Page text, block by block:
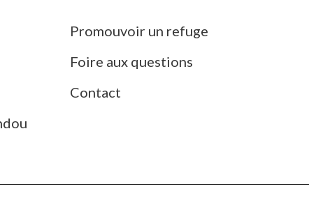
Promouvoir un refuge
Foire aux questions
Contact